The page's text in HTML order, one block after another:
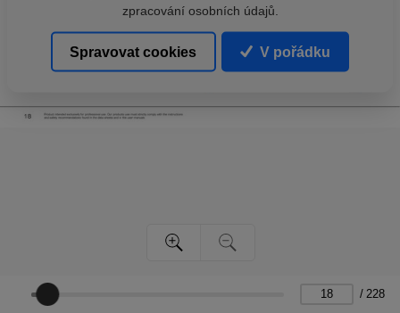
/ 228
zpracování osobních údajů.
Spravovat cookies V pořádku